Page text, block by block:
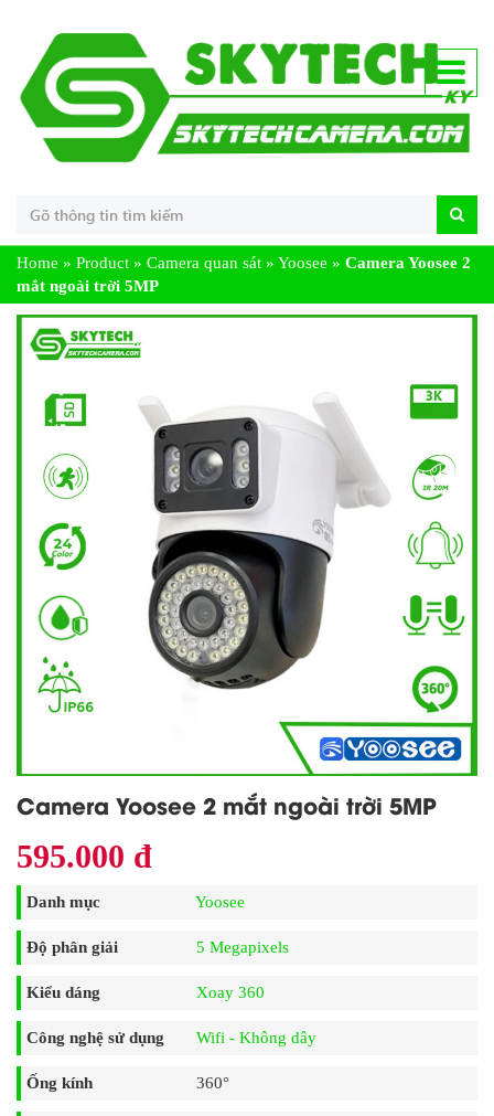
Home » Product » Camera quan sát » Yoosee » Camera Yoosee 2
mắt ngoài trời 5MP
Camera Yoosee 2 mắt ngoài trời 5MP
595.000 đ
Danh mục Yoosee
Độ phân giải 5 Megapixels
Kiểu dáng Xoay 360
Công nghệ sử dụng Wifi - Không dây
Ống kính 360°